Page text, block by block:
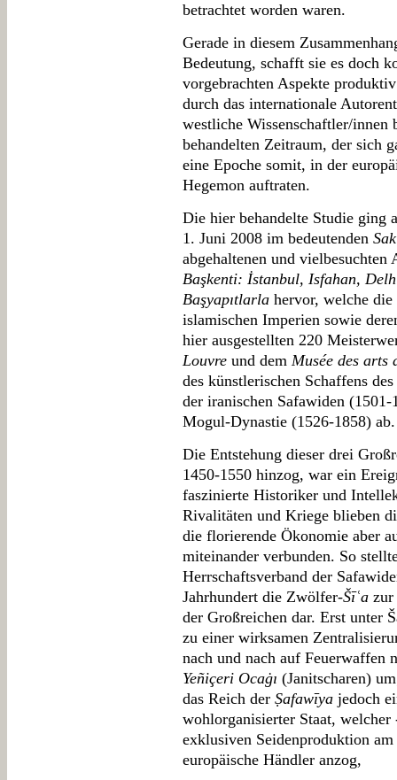
betrachtet worden waren.
Gerade in diesem
Bedeutung, schafft sie es doch
vorgebrachten Aspekte
durch das internationale
westliche Wissenschaftler/innen
behandelten Zeitraum, der sich
eine Epoche somit, in der
Hegemon auftraten.
Die hier behandelte Studie ging
1. Juni 2008 im bedeutenden
abgehaltenen und vielbesuchten
Başkenti: İstanbul, Isfahan,
Başyapıtlarla hervor, welche
islamischen Imperien sowie
hier ausgestellten 220
Louvre und dem Musée des arts
des künstlerischen Schaffens
der iranischen Safawiden
Mogul-Dynastie (1526-1858)
Die Entstehung dieser drei
1450-1550 hinzog, war ein
faszinierte Historiker und
Rivalitäten und Kriege blieben
die florierende Ökonomie aber
miteinander verbunden. So
Herrschaftsverband der
Jahrhundert die Zwölfer-Šīʿa zur
der Großreichen dar. Erst unter
zu einer wirksamen
nach und nach auf Feuerwaffen
Yeñiçeri Ocaġı (Janitscharen)
das Reich der Ṣafawīya jedoch
wohlorganisierter Staat,
exklusiven Seidenproduktion
europäische Händler anzog,